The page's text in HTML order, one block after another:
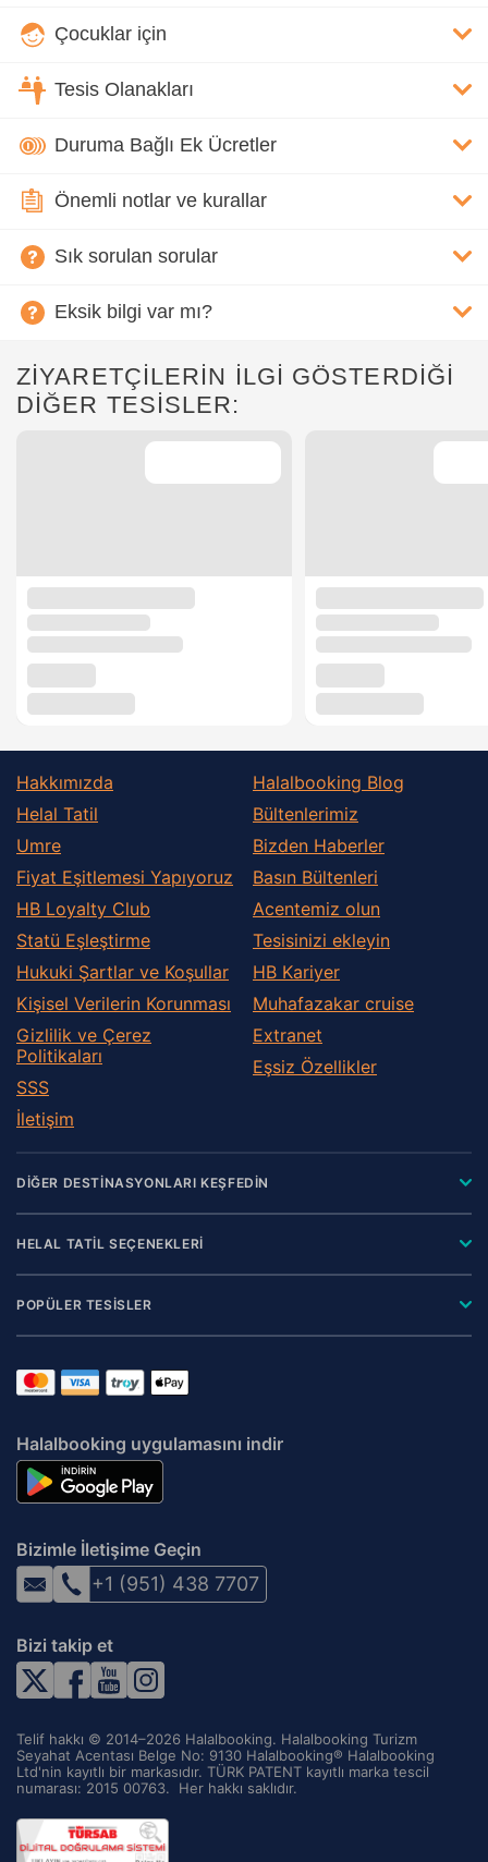
Çocuklar için
Tesis Olanakları
Duruma Bağlı Ek Ücretler
Önemli notlar ve kurallar
Sık sorulan sorular
Eksik bilgi var mı?
ZİYARETÇİLERİN İLGİ GÖSTERDİĞİ
DİĞER TESİSLER:
Hakkımızda
Helal Tatil
Umre
Fiyat Eşitlemesi Yapıyoruz
HB Loyalty Club
Statü Eşleştirme
Hukuki Şartlar ve Koşullar
Kişisel Verilerin Korunması
Gizlilik ve Çerez
Politikaları
SSS
İletişim
Halalbooking Blog
Bültenlerimiz
Bizden Haberler
Basın Bültenleri
Acentemiz olun
Tesisinizi ekleyin
HB Kariyer
Muhafazakar сruise
Extranet
Eşsiz Özellikler
DİĞER DESTİNASYONLARI KEŞFEDİN
HELAL TATİL SEÇENEKLERİ
POPÜLER TESİSLER
Halalbooking uygulamasını indir
Bizimle İletişime Geçin
+1 (951) 438 7707
Bizi takip et
Telif hakkı © 2014–2026 Halalbooking. Halalbooking Turizm
Seyahat Acentası Belge No: 9130 Halalbooking® Halalbooking
Ltd'nin kayıtlı bir markasıdır. TÜRK PATENT kayıtlı marka tescil
numarası: 2015 00763. ‌ Her hakkı saklıdır.